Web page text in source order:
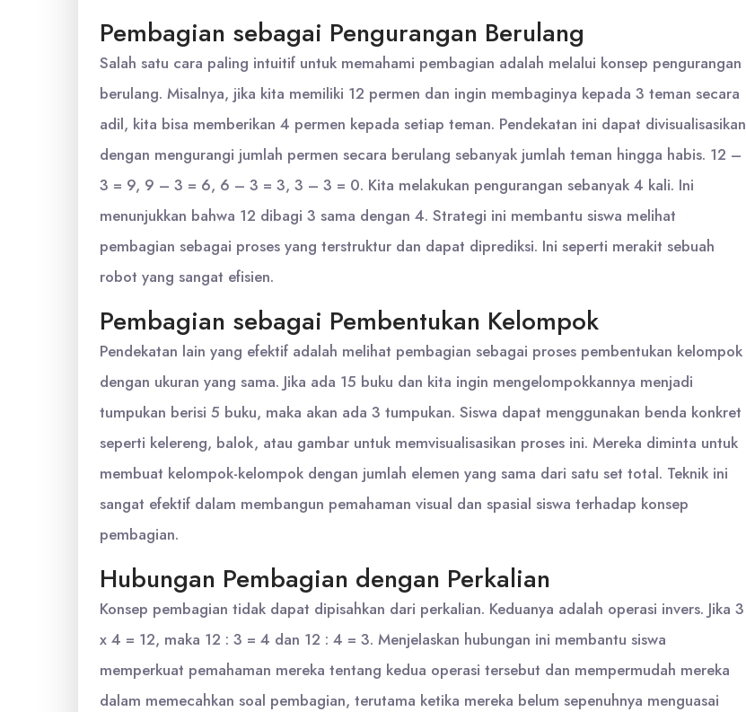
Pembagian sebagai Pengurangan Berulang
Salah satu cara paling intuitif untuk memahami pembagian adalah melalui konsep pengurangan
berulang. Misalnya, jika kita memiliki 12 permen dan ingin membaginya kepada 3 teman secara
adil, kita bisa memberikan 4 permen kepada setiap teman. Pendekatan ini dapat divisualisasikan
dengan mengurangi jumlah permen secara berulang sebanyak jumlah teman hingga habis. 12 –
3 = 9, 9 – 3 = 6, 6 – 3 = 3, 3 – 3 = 0. Kita melakukan pengurangan sebanyak 4 kali. Ini
menunjukkan bahwa 12 dibagi 3 sama dengan 4. Strategi ini membantu siswa melihat
pembagian sebagai proses yang terstruktur dan dapat diprediksi. Ini seperti merakit sebuah
robot yang sangat efisien.
Pembagian sebagai Pembentukan Kelompok
Pendekatan lain yang efektif adalah melihat pembagian sebagai proses pembentukan kelompok
dengan ukuran yang sama. Jika ada 15 buku dan kita ingin mengelompokkannya menjadi
tumpukan berisi 5 buku, maka akan ada 3 tumpukan. Siswa dapat menggunakan benda konkret
seperti kelereng, balok, atau gambar untuk memvisualisasikan proses ini. Mereka diminta untuk
membuat kelompok-kelompok dengan jumlah elemen yang sama dari satu set total. Teknik ini
sangat efektif dalam membangun pemahaman visual dan spasial siswa terhadap konsep
pembagian.
Hubungan Pembagian dengan Perkalian
Konsep pembagian tidak dapat dipisahkan dari perkalian. Keduanya adalah operasi invers. Jika 3
x 4 = 12, maka 12 : 3 = 4 dan 12 : 4 = 3. Menjelaskan hubungan ini membantu siswa
memperkuat pemahaman mereka tentang kedua operasi tersebut dan mempermudah mereka
dalam memecahkan soal pembagian, terutama ketika mereka belum sepenuhnya menguasai